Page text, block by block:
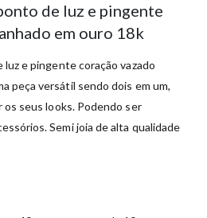
de luz e pingente
em ouro 18k
e pingente coração vazado
peça versátil sendo dois em um,
seus looks. Podendo ser
Semi joia de alta qualidade